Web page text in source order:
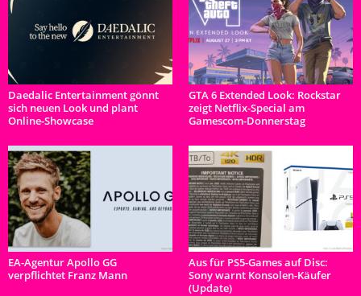
Daedalic Entertainment gönnt
sich neuen Look und plant
Online-Showcase
GTA 6 Extended Look: Rockstar
zeigt Netflix-Special am
Gamescom-Donnerstag
EA-Agentur Apollo GG
verpflichtet Franz Mann
Aus für PS5-Games auf Disc:
Sony warnt Konsolen-Käufer
(Update)